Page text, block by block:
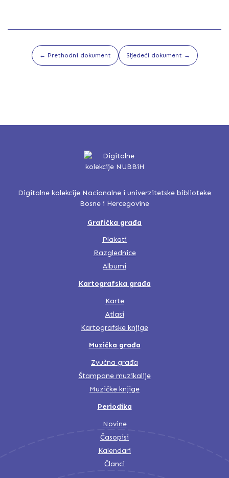
← Prethodni dokument Sljedeći dokument →
Digitalne kolekcije Nacionalne i univerzitetske biblioteke
Bosne i Hercegovine
Grafička građa
Plakati
Razglednice
Albumi
Kartografska građa
Karte
Atlasi
Kartografske knjige
Muzička građa
Zvučna građa
Štampane muzikalije
Muzičke knjige
Periodika
Novine
Časopisi
Kalendari
Članci